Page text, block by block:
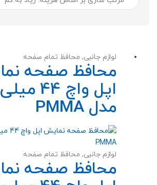
لوازم جانبی, محافظ تمام صفحه
محافظ صفحه
اپل واچ
مدل PMMA
لوازم جانبی, محافظ تمام صفحه
محافظ صفحه